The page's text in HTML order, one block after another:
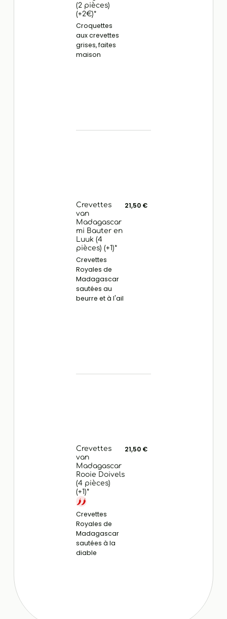
(2 pièces)
(+2€)*
Croquettes
aux crevettes
grises, faites
maison
Crevettes
van
Madagascar
mi Bauter en
Luuk (4
pièces) (+1)*
Crevettes
Royales de
Madagascar
sautées au
beurre et à l'ail
21,50 €
Crevettes
van
Madagascar
Rooie Doivels
(4 pièces)
(+1)*
Crevettes
Royales de
Madagascar
sautées à la
diable
21,50 €